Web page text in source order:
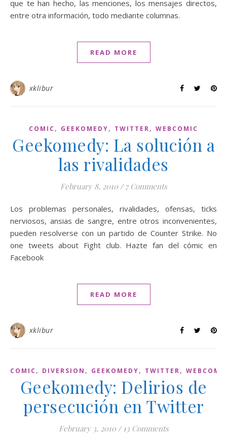
que te han hecho, las menciones, los mensajes directos,
entre otra información, todo mediante columnas.
READ MORE
xklibur
COMIC , GEEKOMEDY, TWITTER, WEBCOMIC
Geekomedy: La solución a
las rivalidades
February 8, 2010 / 7 Comments
Los problemas personales, rivalidades, ofensas, ticks
nerviosos, ansias de sangre, entre otros inconvenientes,
pueden resolverse con un partido de Counter Strike. No
one tweets about Fight club. Hazte fan del cómic en
Facebook
READ MORE
xklibur
COMIC , DIVERSION , GEEKOMEDY, TWITTER,
Geekomedy: Delirios de
persecución en Twitter
February 3, 2010 / 13 Comments